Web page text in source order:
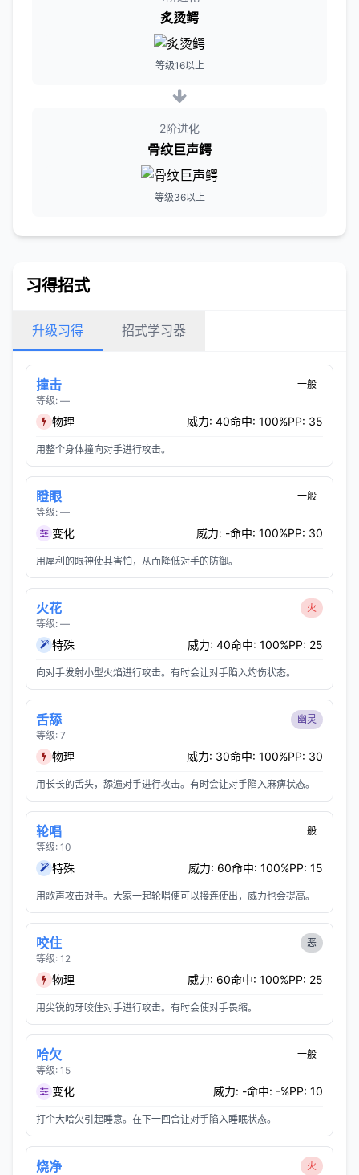
炙烫鳄
等级16以上
2阶进化
骨纹巨声鳄
等级36以上
习得招式
升级习得 招式学习器
撞击
等级: —
一般
物理 威力: 40命中: 100%PP: 35
用整个身体撞向对手进行攻击。
瞪眼
等级: —
一般
变化 威力: -命中: 100%PP: 30
用犀利的眼神使其害怕，从而降低对手的防御。
火花
等级: —
火
特殊 威力: 40命中: 100%PP: 25
向对手发射小型火焰进行攻击。有时会让对手陷入灼伤状态。
舌舔
等级: 7
幽灵
物理 威力: 30命中: 100%PP: 30
用长长的舌头，舔遍对手进行攻击。有时会让对手陷入麻痹状态。
轮唱
等级: 10
一般
特殊 威力: 60命中: 100%PP: 15
用歌声攻击对手。大家一起轮唱便可以接连使出，威力也会提高。
咬住
等级: 12
恶
物理 威力: 60命中: 100%PP: 25
用尖锐的牙咬住对手进行攻击。有时会使对手畏缩。
哈欠
等级: 15
一般
变化 威力: -命中: -%PP: 10
打个大哈欠引起睡意。在下一回合让对手陷入睡眠状态。
烧净 火